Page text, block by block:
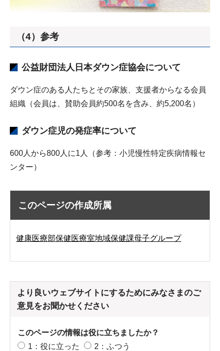
（4）参考
公益財団法人日本ダウン症協会について
ダウン症のある人たちとその家族、支援者からなる会員
組織（会員は、賛助会員約500名を含み、約5,200名）
ダウン症児の発症率について
600人から800人に1人（参考：小児慢性特定疾病情報セ
ンター）
このページの作成所属
健康医療部保健医療室地域保健課母子グループ
より良いウェブサイトにするためにみなさまのご
意見をお聞かせください
このページの情報は役に立ちましたか？
1：役に立った
2：ふつう